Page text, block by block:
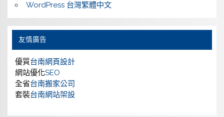
WordPress 台灣繁體中文
友情廣告
優質台南網頁設計
網站優化SEO
全省台南搬家公司
套裝台南網站架設